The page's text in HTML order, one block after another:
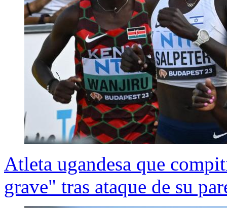
Atleta ugandesa que
grave" tras ataque de su